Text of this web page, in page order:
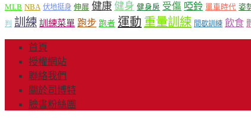
MLB NBA 伏地挺身 伸展 健康 健身 健身房 受傷 啞鈴 單車時代 姿
判 訓練 訓練菜單 跑步 跑者 運動 重量訓練 間歇訓練 飲食
首頁
授權網站
聯絡我們
關於司博特
臉書粉絲團